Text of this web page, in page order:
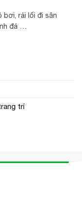
bơi, rải lối đi sân
đá …
trí